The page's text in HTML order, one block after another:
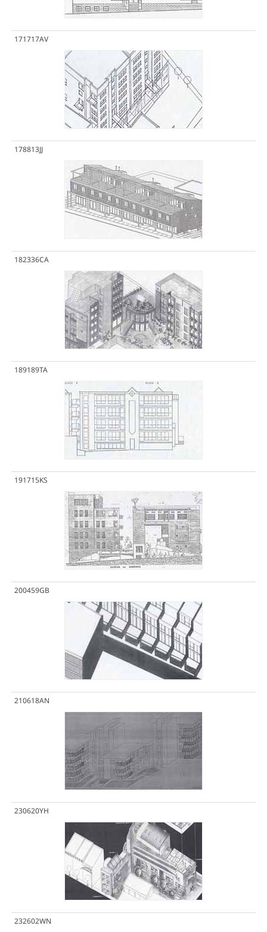
171717AV
178813JJ
182336CA
189189TA
191715KS
200459GB
210618AN
230620YH
232602WN